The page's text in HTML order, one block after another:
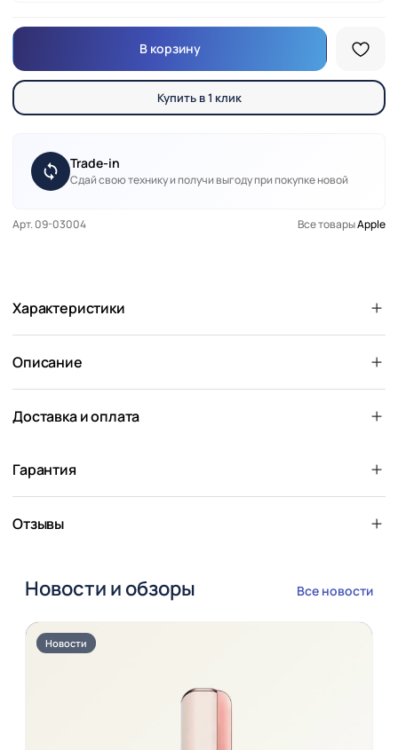
В корзину
Купить в 1 клик
Trade-in
Сдай свою технику и получи выгоду при покупке новой
Арт. 09-03004 Все товарыApple
Характеристики
Описание
Доставка и оплата
Гарантия
Отзывы
Новости и обзоры Все новости
Новости